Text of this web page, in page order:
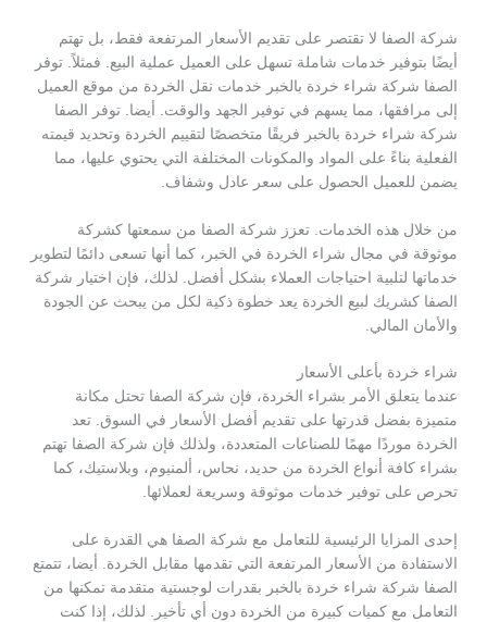
شركة الصفا لا تقتصر على تقديم الأسعار المرتفعة فقط، بل تهتم
أيضًا بتوفير خدمات شاملة تسهل على العميل عملية البيع. فمثلاً. توفر
الصفا شركة شراء خردة بالخبر خدمات نقل الخردة من موقع العميل
إلى مرافقها، مما يسهم في توفير الجهد والوقت. أيضا. توفر الصفا
شركة شراء خردة بالخبر فريقًا متخصصًا لتقييم الخردة وتحديد قيمته
الفعلية بناءً على المواد والمكونات المختلفة التي يحتوي عليها، مما
يضمن للعميل الحصول على سعر عادل وشفاف.
من خلال هذه الخدمات. تعزز شركة الصفا من سمعتها كشركة
موثوقة في مجال شراء الخردة في الخبر، كما أنها تسعى دائمًا لتطوير
خدماتها لتلبية احتياجات العملاء بشكل أفضل. لذلك، فإن اختيار شركة
الصفا كشريك لبيع الخردة يعد خطوة ذكية لكل من يبحث عن الجودة
والأمان المالي.
شراء خردة بأعلى الأسعار
عندما يتعلق الأمر بشراء الخردة، فإن شركة الصفا تحتل مكانة
متميزة بفضل قدرتها على تقديم أفضل الأسعار في السوق. تعد
الخردة موردًا مهمًا للصناعات المتعددة، ولذلك فإن شركة الصفا تهتم
بشراء كافة أنواع الخردة من حديد، نحاس، ألمنيوم، وبلاستيك، كما
تحرص على توفير خدمات موثوقة وسريعة لعملائها.
إحدى المزايا الرئيسية للتعامل مع شركة الصفا هي القدرة على
الاستفادة من الأسعار المرتفعة التي تقدمها مقابل الخردة. أيضا، تتمتع
الصفا شركة شراء خردة بالخبر بقدرات لوجستية متقدمة تمكنها من
التعامل مع كميات كبيرة من الخردة دون أي تأخير. لذلك، إذا كنت